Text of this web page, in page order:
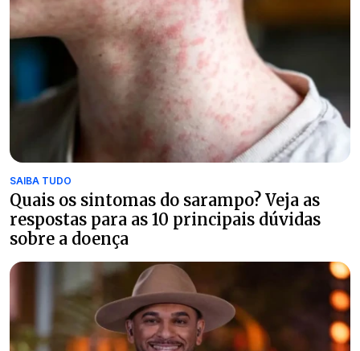
SAIBA TUDO
Quais os sintomas do sarampo? Veja as
respostas para as 10 principais dúvidas
sobre a doença